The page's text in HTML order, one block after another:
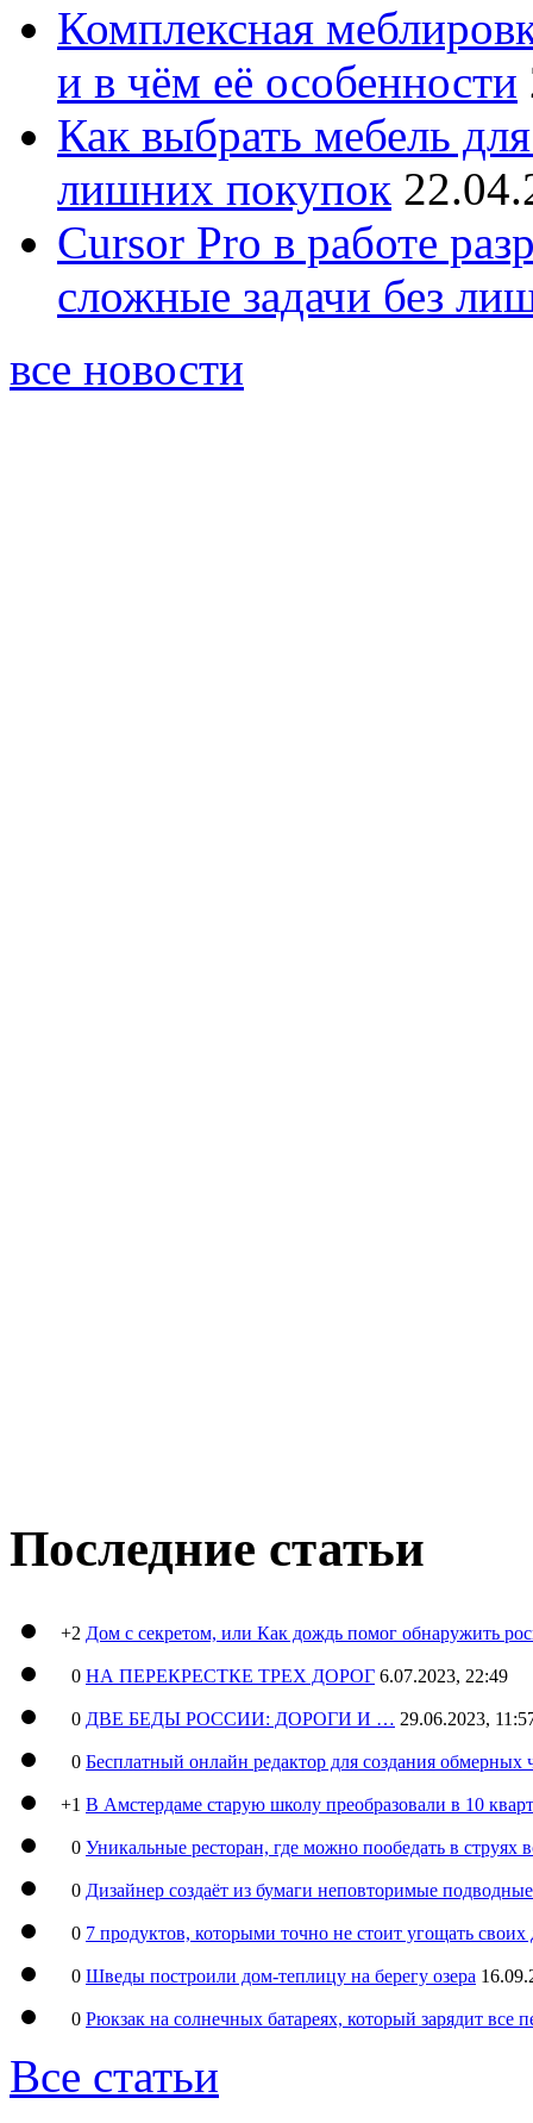
Комплексная
и в чём её особенности
Как выбрать мебель
лишних покупок
Cursor Pro в работе
сложные задачи без
все новости
Последние статьи
+2 Дом с секретом, или Как дождь помог обнаружить
0 НА ПЕРЕКРЕСТКЕ ТРЕХ ДОРОГ 6.07.2023, 22:49
0 ДВЕ БЕДЫ РОССИИ: ДОРОГИ И … 29.06.2023,
0 Бесплатный онлайн редактор для создания обмерных
+1 В Амстердаме старую школу преобразовали в 10
0 Уникальные ресторан, где можно пообедать в струях
0 Дизайнер создаёт из бумаги неповторимые
0 7 продуктов, которыми точно не стоит угощать
0 Шведы построили дом-теплицу на берегу озера
0 Рюкзак на солнечных батареях, который зарядит все
Все статьи